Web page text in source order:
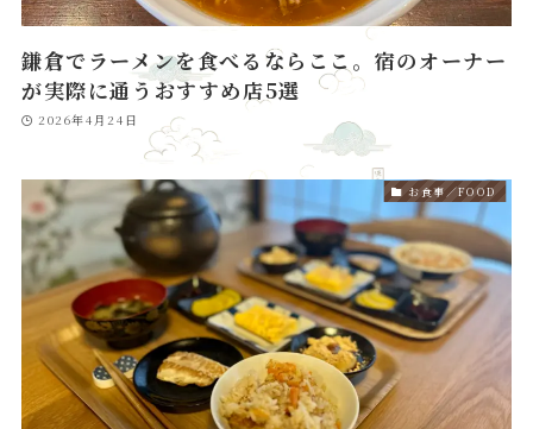
鎌倉でラーメンを食べるならここ。宿のオーナー
が実際に通うおすすめ店5選
2026年4月24日
お食事／FOOD